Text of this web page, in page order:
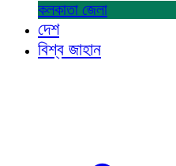
কলকাতা জেলা
দেশ
বিশ্ব জাহান